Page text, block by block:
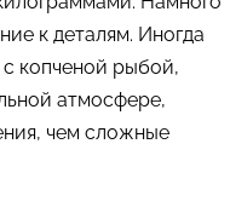
к деталям. Иногда
копченой рыбой,
атмосфере,
чем сложные